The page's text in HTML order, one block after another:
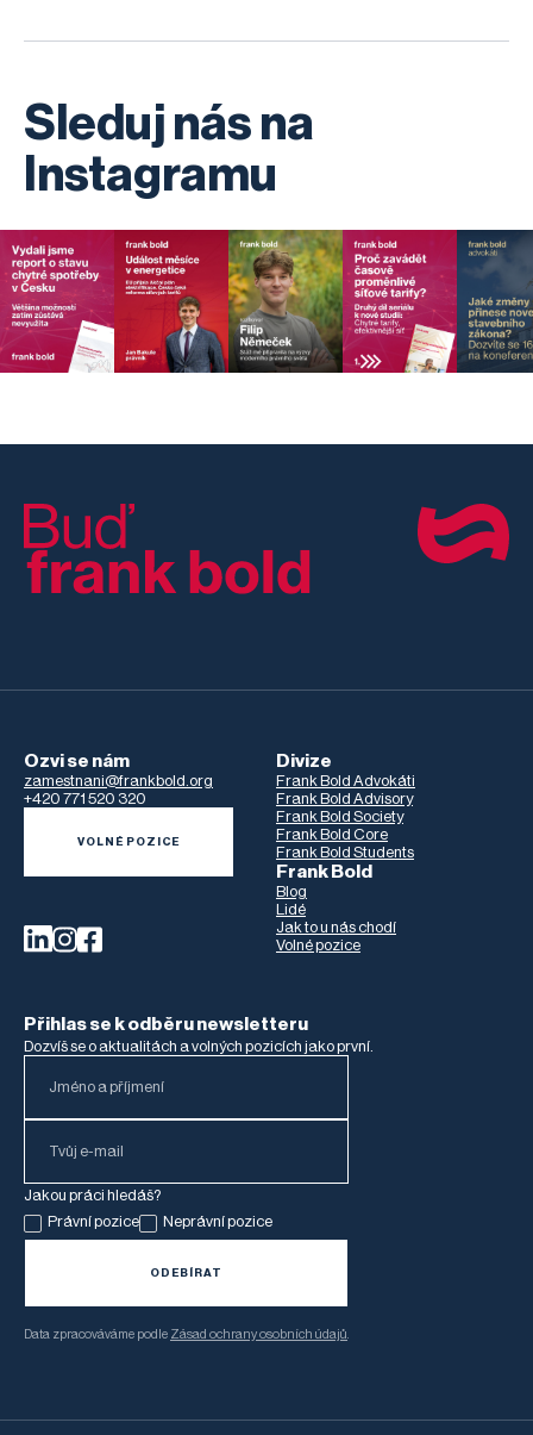
Sleduj nás na
Instagramu
Ozvi se nám
zamestnani@frankbold.org
+420 771 520 320
VOLNÉ POZICE
Divize
Frank Bold Advokáti
Frank Bold Advisory
Frank Bold Society
Frank Bold Core
Frank Bold Students
Frank Bold
Blog
Lidé
Jak to u nás chodí
Volné pozice
Přihlas se k odběru newsletteru
Dozvíš se o aktualitách a volných pozicích jako první.
Jakou práci hledáš?
Právní pozice
Neprávní pozice
Data zpracováváme podle Zásad ochrany osobních údajů